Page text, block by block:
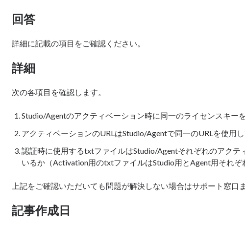
回答
詳細に記載の項目をご確認ください。
詳細
次の各項目を確認します。
Studio/Agentのアクティベーション時に同一のライセンスキー
アクティベーションのURLはStudio/Agentで同一のURLを使用
認証時に使用するtxtファイルはStudio/Agentそれぞれのアクテ
いるか（Activation用のtxtファイルはStudio用とAgent用それぞ
上記をご確認いただいても問題が解決しない場合はサポート窓口
記事作成日